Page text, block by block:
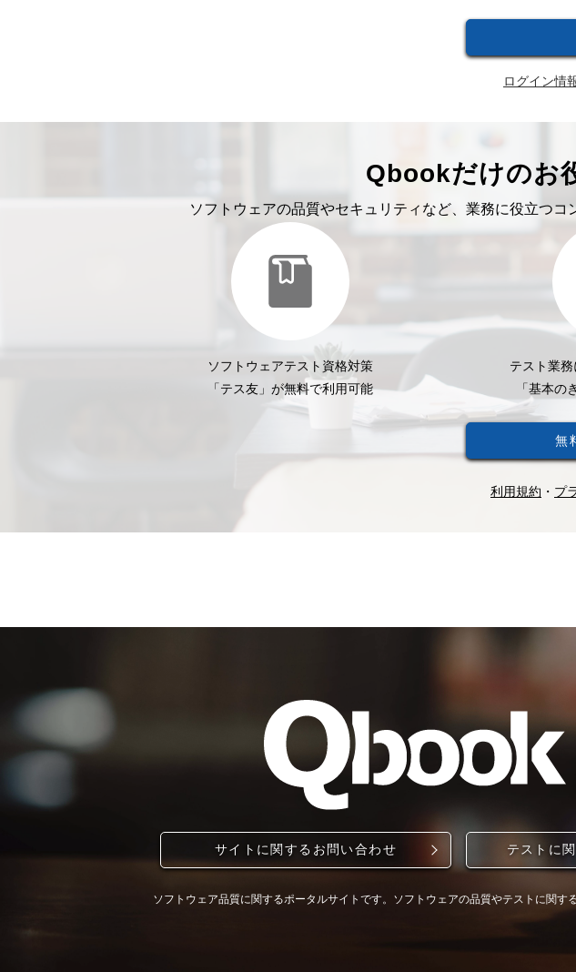
ログイン情
Qbookだけのお
ソフトウェアの品質やセキュリティなど、業務に役立つ
ソフトウェアテスト資格対策
「テス友」が無料で利用可能
テスト業
「基本の
無
利用規約 ・ プ
サイトに関するお問い合わせ テストに
ソフトウェア品質に関するポータルサイトです。ソフトウェアの品質やテストに関